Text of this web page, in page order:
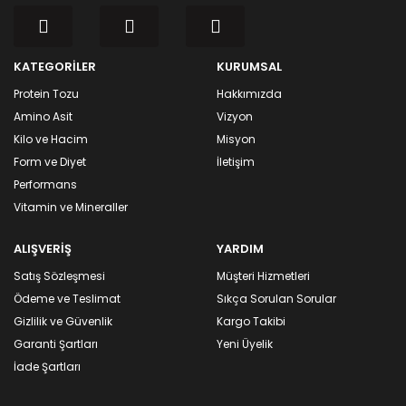
KATEGORİLER
Protein Tozu
Amino Asit
Kilo ve Hacim
Form ve Diyet
Performans
Vitamin ve Mineraller
KURUMSAL
Hakkımızda
Vizyon
Misyon
İletişim
ALIŞVERİŞ
Satış Sözleşmesi
Ödeme ve Teslimat
Gizlilik ve Güvenlik
Garanti Şartları
İade Şartları
YARDIM
Müşteri Hizmetleri
Sıkça Sorulan Sorular
Kargo Takibi
Yeni Üyelik